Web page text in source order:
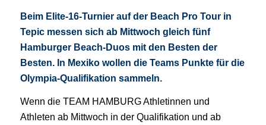
Beim Elite-16-Turnier auf der Beach Pro Tour in
Tepic messen sich ab Mittwoch gleich fünf
Hamburger Beach-Duos mit den Besten der
Besten. In Mexiko wollen die Teams Punkte für die
Olympia-Qualifikation sammeln.
Wenn die TEAM HAMBURG Athletinnen und
Athleten ab Mittwoch in der Qualifikation und ab